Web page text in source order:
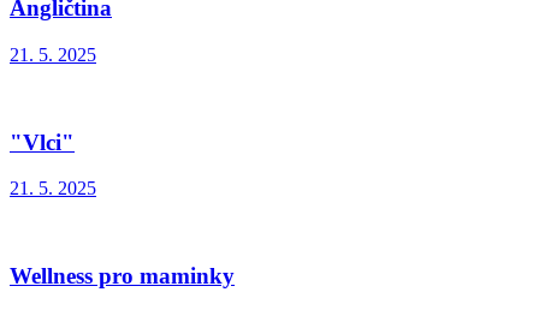
Angličtina
21. 5. 2025
"Vlci"
21. 5. 2025
Wellness pro maminky